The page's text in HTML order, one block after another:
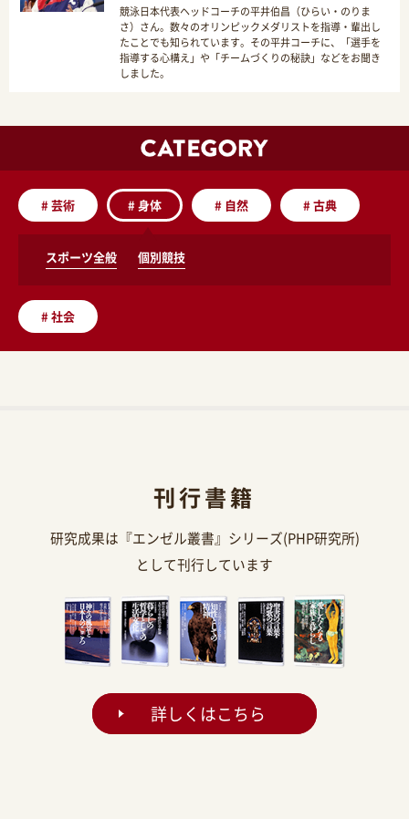
競泳日本代表ヘッドコーチの平井伯昌（ひらい・のりま
さ）さん。数々のオリンピックメダリストを指導・輩出し
たことでも知られています。その平井コーチに、「選手を
指導する心構え」や「チームづくりの秘訣」などをお聞き
しました。
#芸術 #身体
スポーツ全般 個別競技
# 自然 #古典
#社会
刊行書籍
研究成果は『エンゼル叢書』シリーズ(PHP研究所)
として刊行しています
詳しくはこちら